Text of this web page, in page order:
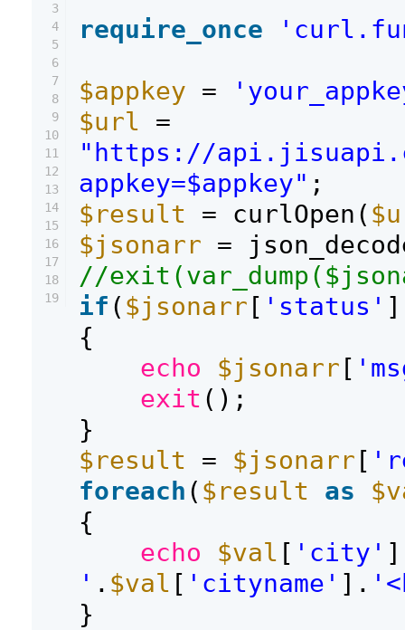
3
4
5
6
7
8
9
10
11
12
13
14
15
16
17
18
19
require_once
$appkey =
$url
=
"https://
appkey=$appkey" ;
$result
= curlOpen(
$jsonarr =
//
if ( $jsonarr [ 'status'
{
echo
$jsonarr [
exit ();
}
$result
= $jsonarr [
foreach ( $result as
{
echo
$val [ 'city'
' . $val [ 'cityname' ].
}